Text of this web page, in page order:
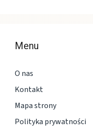
Menu
O nas
Kontakt
Mapa strony
Polityka prywatności